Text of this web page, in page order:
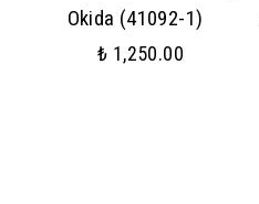
Okida (41092-1)
₺ 1,250.00